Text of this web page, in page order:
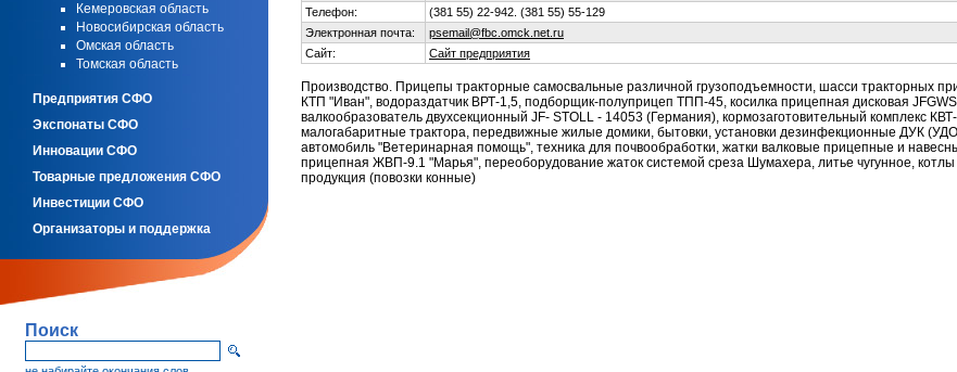
Кемеровская область
Новосибирская область
Омская область
Томская область
Предприятия СФО
Экспонаты СФО
Инновации СФО
Товарные предложения СФО
Инвестиции СФО
Организаторы и поддержка
Поиск
Телефон:
(381 55) 22-942. (381 55) 55-129
Электронная почта:
psemail@fbc.оmck.net.ru
Сайт:
Сайт предприятия
Производство. Прицепы тракторные самосвальные различной грузоподъемности, шасси тракторных
КТП "Иван", водораздатчик ВРТ-1,5, подборщик-полуприцеп ТПП-45, косилка прицепная дисковая
валкообразователь двухсекционный JF- STOLL - 14053 (Германия), кормозаготовительный комплекс
малогабаритные трактора, передвижные жилые домики, бытовки, установки дезинфекционные ДУК
автомобиль "Ветеринарная помощь", техника для почвообработки, жатки валковые прицепные и
прицепная ЖВП-9.1 "Марья", переоборудование жаток системой среза Шумахера, литье чугунное,
продукция (повозки конные)